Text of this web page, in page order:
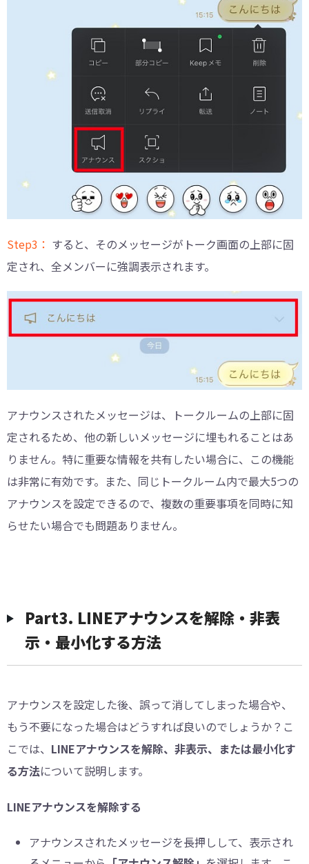
Step3： すると、そのメッセージがトーク画面の上部に固
定され、全メンバーに強調表示されます。
アナウンスされたメッセージは、トークルームの上部に固
定されるため、他の新しいメッセージに埋もれることはあ
りません。特に重要な情報を共有したい場合に、この機能
は非常に有効です。また、同じトークルーム内で最大5つの
アナウンスを設定できるので、複数の重要事項を同時に知
らせたい場合でも問題ありません。
︎Part3. LINEアナウンスを解除・非表
示・最小化する方法
アナウンスを設定した後、誤って消してしまった場合や、
もう不要になった場合はどうすれば良いのでしょうか？こ
こでは、 LINEアナウンスを解除、非表示、または最小化す
る方法について説明します。
LINEアナウンスを解除する
アナウンスされたメッセージを長押しして、表示され